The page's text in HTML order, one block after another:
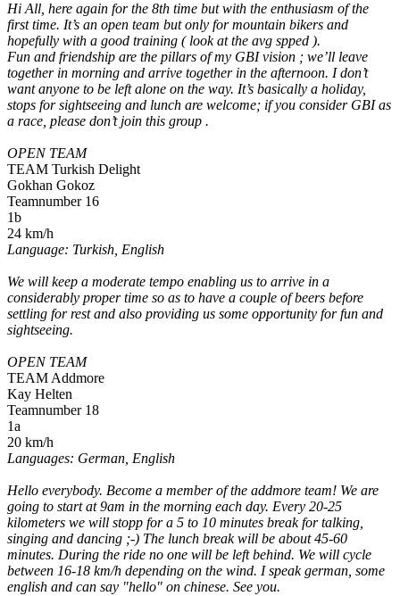
Hi All, here again for the 8th time but with the enthusiasm of the
first time. It’s an open team but only for mountain bikers and
hopefully with a good training ( look at the avg spped ).
Fun and friendship are the pillars of my GBI vision ; we’ll leave
together in morning and arrive together in the afternoon. I don’t
want anyone to be left alone on the way. It’s basically a holiday,
stops for sightseeing and lunch are welcome; if you consider GBI as
a race, please don’t join this group .
OPEN TEAM
TEAM Turkish Delight
Gokhan Gokoz
Teamnumber 16
1b
24 km/h
Language: Turkish, English
We will keep a moderate tempo enabling us to arrive in a
considerably proper time so as to have a couple of beers before
settling for rest and also providing us some opportunity for fun and
sightseeing.
OPEN TEAM
TEAM Addmore
Kay Helten
Teamnumber 18
1a
20 km/h
Languages: German, English
Hello everybody. Become a member of the addmore team! We are
going to start at 9am in the morning each day. Every 20-25
kilometers we will stopp for a 5 to 10 minutes break for talking,
singing and dancing ;-) The lunch break will be about 45-60
minutes. During the ride no one will be left behind. We will cycle
between 16-18 km/h depending on the wind. I speak german, some
english and can say "hello" on chinese. See you.